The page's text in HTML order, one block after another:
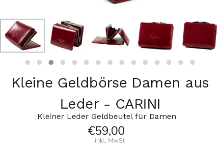
Kleine Geldbörse Damen aus
Leder - CARINI
Kleiner Leder Geldbeutel für Damen
€59,00
inkl. MwSt